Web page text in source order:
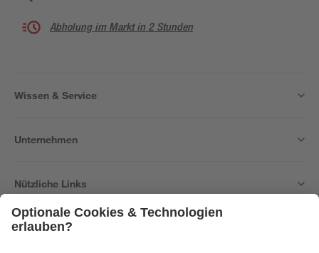
Abholung im Markt in 2 Stunden
Wissen & Service
Unternehmen
Nützliche Links